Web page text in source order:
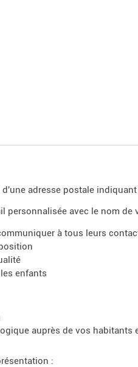
adresse postale
personnalisée avec le nom de
à tous leurs
enfants
auprès de vos habitants
: